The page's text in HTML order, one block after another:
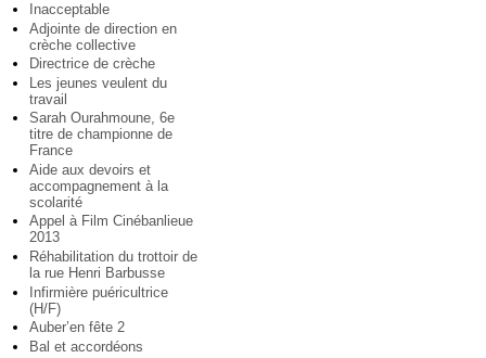
Inacceptable
Adjointe de direction en
crèche collective
Directrice de crèche
Les jeunes veulent du
travail
Sarah Ourahmoune, 6e
titre de championne de
France
Aide aux devoirs et
accompagnement à la
scolarité
Appel à Film Cinébanlieue
2013
Réhabilitation du trottoir de
la rue Henri Barbusse
Infirmière puéricultrice
(H/F)
Auber’en fête 2
Bal et accordéons